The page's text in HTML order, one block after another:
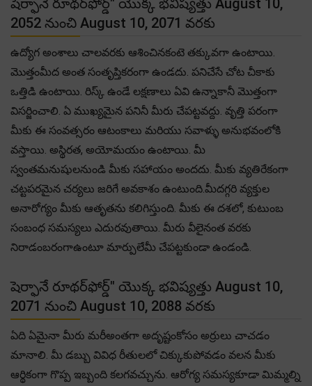
షెర్ఫానే రూథర్‌ఫోర్డ్" యొక్క భవిష్యత్తు August 10,
2052 నుంచి August 10, 2071 వరకు
ఉద్యోగ అంశాలు చాలవరకు ఆశించినకంటె తక్కువగా ఉంటాయి.
మొత్తంమీద అంత సంతృప్తికరంగా ఉండదు. పనిచేసే చోట చీకాకు
ఒత్తిడి ఉంటాయి. రిస్క్ ఉండే లక్షణాలు ఏవి ఉన్నాకానీ మొత్తంగా
విసర్జించాలి. ఏ ముఖ్యమైన పనినీ మీరు చేపట్టవద్దు. వృత్తి పరంగా
మీకు ఈ సంవత్సరం ఆటంకాలు మరియు సవాళ్ళు అనుభవంలోకి
వస్తాయి. అస్థిరత, అయోమయం ఉంటాయి. మీ
స్వంతమనుషులనుండి మీకు సహాయం అందదు. మీకు వ్యతిరేకంగా
చట్టపరమైన చర్యలు జరిగే అవకాశం ఉంటుంది.మీదగ్గరి వ్యక్తుల
అనారోగ్యం మీకు ఆతృతను కలిగిస్తుంది. మీకు ఈ దశలో, కుటుంబ
సంబంధ సమస్యలు ఎదురవుతాయి. మీరు వీలైనంత వరకు
నిరాడంబరంగాఉంటూ మార్పులేమీ చేపట్టకుండా ఉండండి.
షెర్ఫానే రూథర్‌ఫోర్డ్" యొక్క భవిష్యత్తు August 10,
2071 నుంచి August 10, 2088 వరకు
ఏది ఏమైనా మీరు మరీఅంతగా అదృష్టంకోసం అర్రులు చాచడం
మానాలి. మీ డబ్బు వివిధ రీతులలో చిక్కుకుపోవడం వలన మీకు
ఆర్థికంగా గొప్ప ఇబ్బంది కలగవచ్చును. ఆరోగ్య సమస్యకూడా మిమ్మల్ని